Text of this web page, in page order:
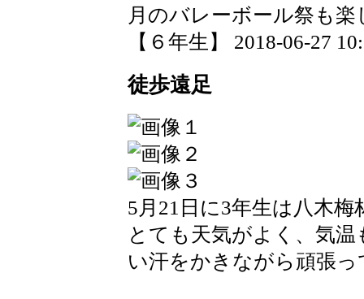
月のバレーボール祭も
【６年生】 2018-06-27
徒歩遠足
5月21日に3年生は八木
とても天気がよく、気
い汗をかきながら頑張